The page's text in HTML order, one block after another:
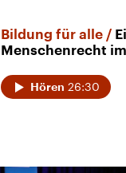
Bildung für alle
Menschenrecht
Hören 26:30